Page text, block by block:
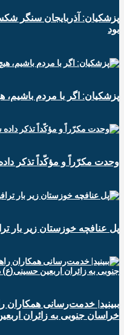
پزشکیان: آذربایجان سنگر
بود
پزشکیان: اگر با مردم باشیم،
وحدت مکرّراً و مؤکّداً تذکر
پل عنافچه خوزستان زیر بار
ببینید| خدمت‌رسانی همکاران
خراسان جنوبی به زائران